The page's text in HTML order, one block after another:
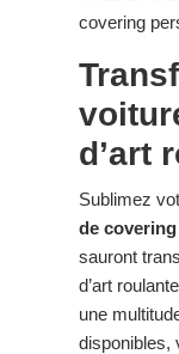
covering
d’art
Sublimez
de
sauront
d’art
une
disponibles,